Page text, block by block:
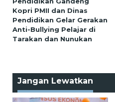
Kopri PMII dan Dinas
Pendidikan Gelar Gerakan
Anti-Bullying Pelajar di
Tarakan dan Nunukan
Jangan Lewatkan